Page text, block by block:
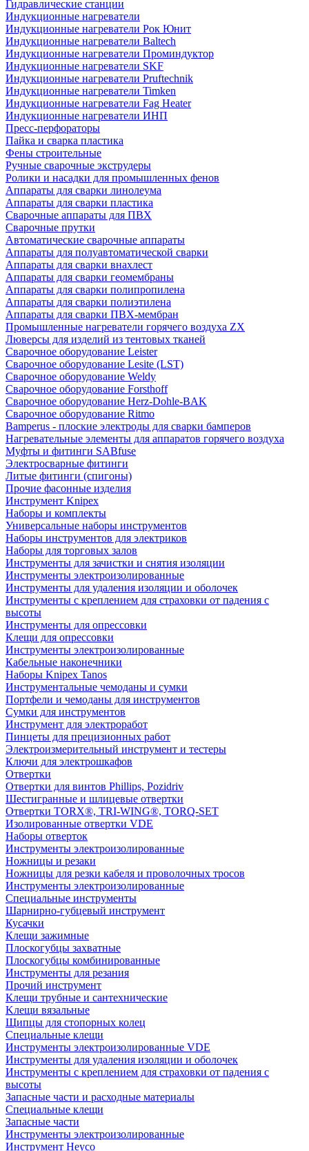
Гидравлические станции
Индукционные нагреватели
Индукционные нагреватели Рок Юнит
Индукционные нагреватели Baltech
Индукционные нагреватели Проминдуктор
Индукционные нагреватели SKF
Индукционные нагреватели Pruftechnik
Индукционные нагреватели Timken
Индукционные нагреватели Fag Heater
Индукционные нагреватели ИНП
Пресс-перфораторы
Пайка и сварка пластика
Фены строительные
Ручные сварочные экструдеры
Ролики и насадки для промышленных фенов
Аппараты для сварки линолеума
Аппараты для сварки пластика
Сварочные аппараты для ПВХ
Сварочные прутки
Автоматические сварочные аппараты
Аппараты для полуавтоматической сварки
Аппараты для сварки внахлест
Аппараты для сварки геомембраны
Аппараты для сварки полипропилена
Аппараты для сварки полиэтилена
Аппараты для сварки ПВХ-мембран
Промышленные нагреватели горячего воздуха ZX
Люверсы для изделий из тентовых тканей
Сварочное оборудование Leister
Сварочное оборудование Lesite (LST)
Сварочное оборудование Weldy
Сварочное оборудование Forsthoff
Сварочное оборудование Herz-Dohle-BAK
Сварочное оборудование Ritmo
Bamperus - плоские электроды для сварки бамперов
Нагревательные элементы для аппаратов горячего воздуха
Муфты и фитинги SABfuse
Электросварные фитинги
Литые фитинги (спигоны)
Прочие фасонные изделия
Инструмент Knipex
Наборы и комплекты
Универсальные наборы инструментов
Наборы инструментов для электриков
Наборы для торговых залов
Инструменты для зачистки и снятия изоляции
Инструменты электроизолированные
Инструменты для удаления изоляции и оболочек
Инструменты с креплением для страховки от падения с
высоты
Инструменты для опрессовки
Клещи для опрессовки
Инструменты электроизолированные
Кабельные наконечники
Наборы Knipex Tanos
Инструментальные чемоданы и сумки
Портфели и чемоданы для инструментов
Сумки для инструментов
Инструмент для электроработ
Пинцеты для прецизионных работ
Электроизмерительный инструмент и тестеры
Ключи для электрошкафов
Отвертки
Отвертки для винтов Phillips, Pozidriv
Шестигранные и шлицевые отвертки
Отвертки TORX®, TRI-WING®, TORQ-SET
Изолированные отвертки VDE
Наборы отверток
Инструменты электроизолированные
Ножницы и резаки
Ножницы для резки кабеля и проволочных тросов
Инструменты электроизолированные
Специальные инструменты
Шарнирно-губцевый инструмент
Кусачки
Клещи зажимные
Плоскогубцы захватные
Плоскогубцы комбинированные
Инструменты для резания
Прочий инструмент
Клещи трубные и сантехнические
Kлещи вязальные
Щипцы для стопорных колец
Специальные клещи
Инструменты электроизолированные VDE
Инструменты для удаления изоляции и оболочек
Инструменты с креплением для страховки от падения с
высоты
Запасные части и расходные материалы
Специальные клещи
Запасные части
Инструменты электроизолированные
Инструмент Heyco